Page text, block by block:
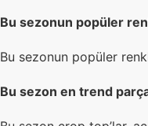
Bu sezonun popüler
Bu sezonun popüler
Bu sezon en trend